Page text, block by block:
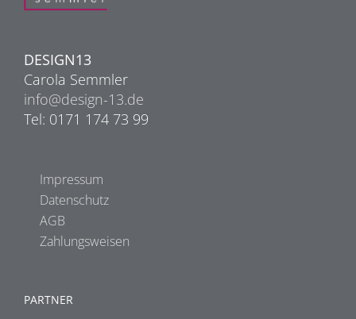
DESIGN13
Carola Semmler
info@design-13.de
Tel: 0171 174 73 99
Impressum
Datenschutz
AGB
Zahlungsweisen
PARTNER